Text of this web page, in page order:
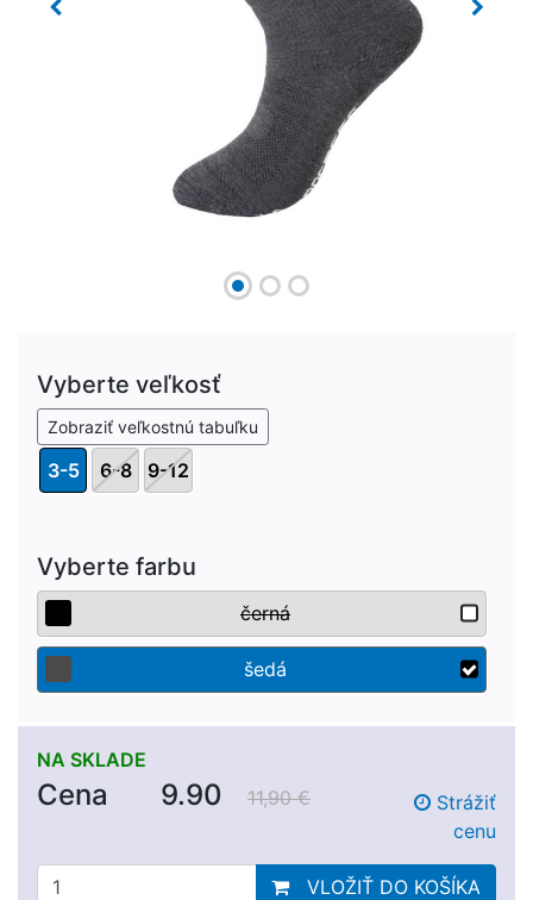
Previous Next
Vyberte veľkosť
Zobraziť veľkostnú tabuľku
3-5 6-8 9-12
Vyberte farbu
černá
šedá
NA SKLADE
Cena 9.90 11,90 €
Strážiť
cenu
VLOŽIŤ DO KOŠÍKA